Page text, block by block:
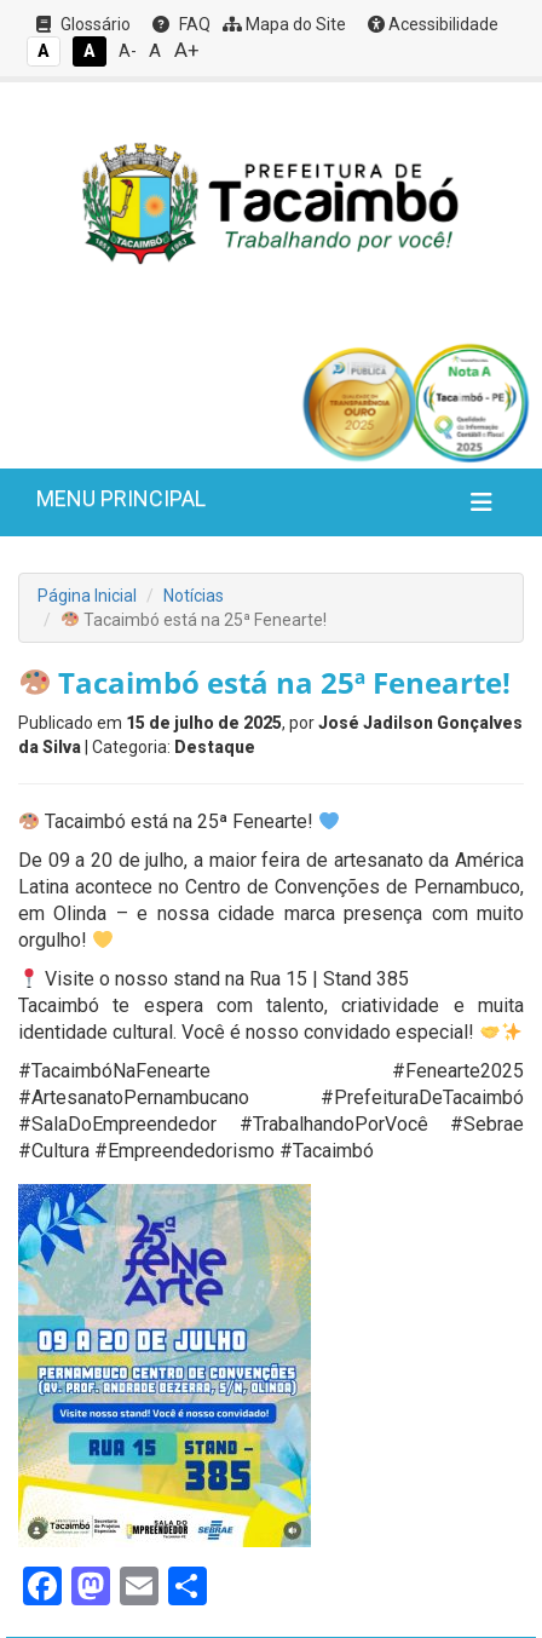
Glossário FAQ Mapa do Site
Acessibilidade
A
A A- A A+
MENU PRINCIPAL
Página Inicial
Notícias
Tacaimbó está na 25ª Fenearte!
Tacaimbó está na 25ª Fenearte!
Publicado em 15 de julho de 2025, porJosé Jadilson Gonçalves
da Silva | Categoria: Destaque
Tacaimbó está na 25ª Fenearte!
De 09 a 20 de julho, a maior feira de artesanato da América
Latina acontece no Centro de Convenções de Pernambuco,
em Olinda – e nossa cidade marca presença com muito
orgulho!
Visite o nosso stand na Rua 15 | Stand 385
Tacaimbó te espera com talento, criatividade e muita
identidade cultural. Você é nosso convidado especial!
#TacaimbóNaFenearte #Fenearte2025
#ArtesanatoPernambucano #PrefeituraDeTacaimbó
#SalaDoEmpreendedor #TrabalhandoPorVocê #Sebrae
#Cultura #Empreendedorismo #Tacaimbó
Facebook
Mastodon
Email